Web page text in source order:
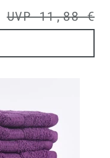
UVP 11,88 €